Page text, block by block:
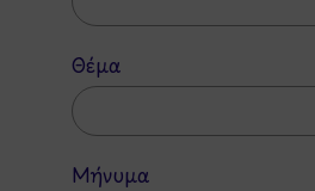
Θέμα
Μήνυμα